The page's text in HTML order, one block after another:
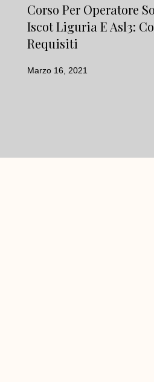
Corso Per Operatore
Iscot Liguria E Asl3:
Requisiti
Marzo 16, 2021